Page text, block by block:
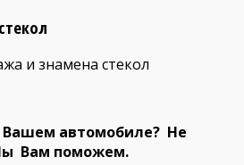
и знамена стекол
Вашем автомобиле? Не
Вам поможем.